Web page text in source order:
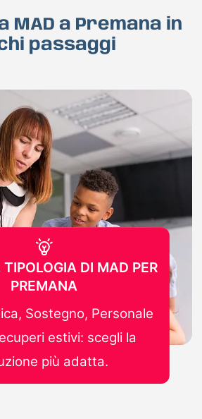
MAD a Premana in
passaggi
DI MAD PER
PREMANA
Sostegno, Personale
estivi: scegli la
più adatta.